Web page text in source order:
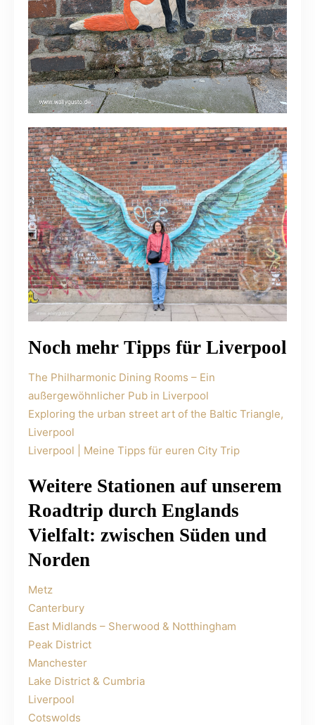
Noch mehr Tipps für Liverpool
The Philharmonic Dining Rooms – Ein
außergewöhnlicher Pub in Liverpool
Exploring the urban street art of the Baltic Triangle,
Liverpool
Liverpool | Meine Tipps für euren City Trip
Weitere Stationen auf unserem
Roadtrip durch Englands
Vielfalt: zwischen Süden und
Norden
Metz
Canterbury
East Midlands – Sherwood & Notthingham
Peak District
Manchester
Lake District & Cumbria
Liverpool
Cotswolds